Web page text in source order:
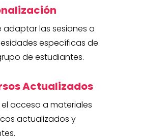
adaptar las sesiones a
específicas de
de estudiantes.
Actualizados
el acceso a materiales
actualizados y